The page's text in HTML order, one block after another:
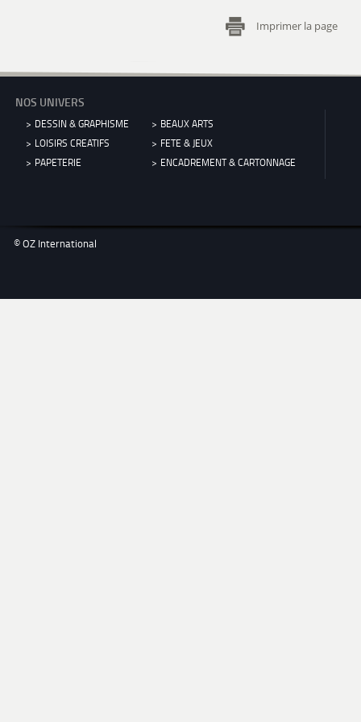
Imprimer la page
NOS UNIVERS
DESSIN & GRAPHISME
BEAUX ARTS
LOISIRS CREATIFS
FETE & JEUX
PAPETERIE
ENCADREMENT & CARTONNAGE
© OZ International